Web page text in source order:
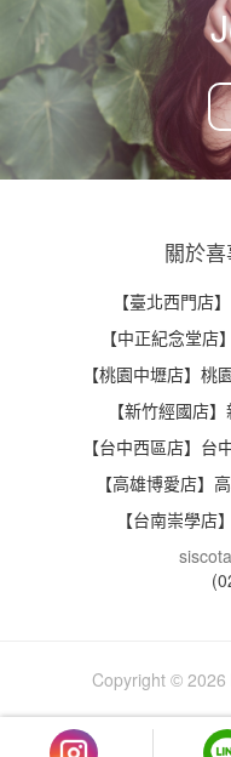
關於
【臺北西門店
【中正紀念堂
【桃園中壢店】
【新竹經國店
【台中西區店】
【高雄博愛店】
【台南崇學店
Copyright © 2026